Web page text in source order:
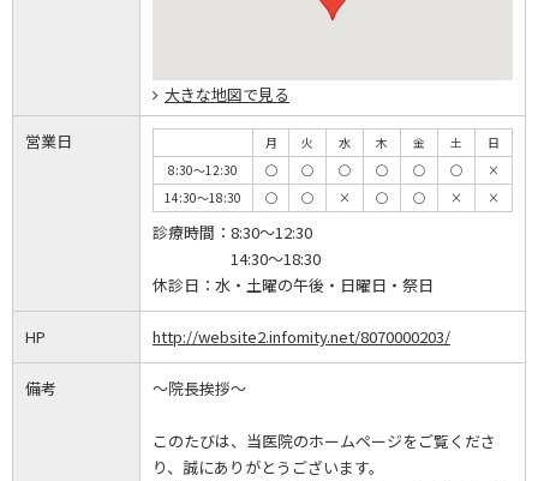
大きな地図で見る
営業日 月 火 水 木 金 土
日
8:30～12:30
◯ ◯ ◯ ◯ ◯ ◯
×
14:30～18:30
◯ ◯ × ◯ ◯ × ×
診療時間： 8:30～12:30
14:30～18:30
休診日： 水・土曜の午後・日曜日・祭日
HP http://website2.infomity.net/8070000203/
備考 ～院長挨拶～
このたびは、当医院のホームページをご覧くださ
り、誠にありがとうございます。